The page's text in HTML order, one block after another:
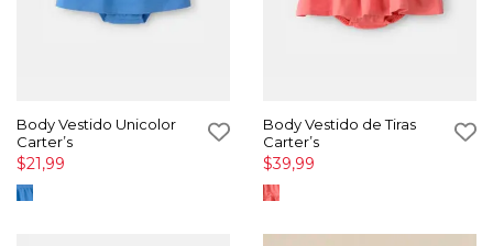
Body Vestido Unicolor
Carter’s
$21,99
Body Vestido de Tiras
Carter’s
$39,99